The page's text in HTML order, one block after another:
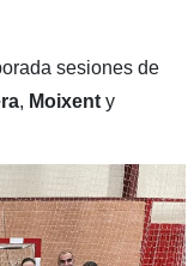
sesiones de
, Moixenty